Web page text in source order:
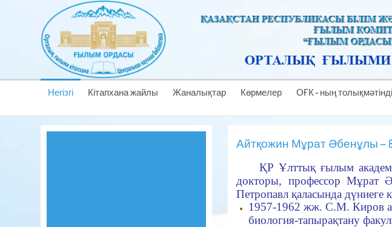
Негізгі Кітапхана жайлы Жаналықтар Көрмелер ОҒК - ның
Айтқожин Мұрат Әбенұлы –
ҚР Ұлттық ғылым
докторы, профессор Мұрат
Петропавл қаласында дүниеге
1957-1962 жж. С.М. Киров
биология-тапырақтану